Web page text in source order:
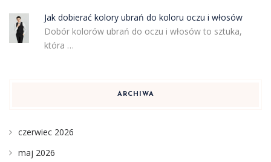
Jak dobierać kolory ubrań do koloru oczu i włosów
Dobór kolorów ubrań do oczu i włosów to sztuka,
która …
ARCHIWA
czerwiec 2026
maj 2026